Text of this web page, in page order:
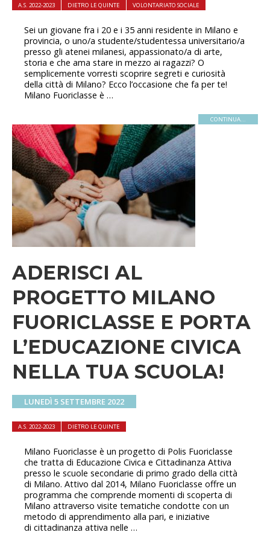
A.S. 2022-2023 DIETRO LE QUINTE VOLONTARIATO SOCIALE
Sei un giovane fra i 20 e i 35 anni residente in Milano e
provincia, o uno/a studente/studentessa universitario/a
presso gli atenei milanesi, appassionato/a di arte,
storia e che ama stare in mezzo ai ragazzi? O
semplicemente vorresti scoprire segreti e curiosità
della città di Milano? Ecco l’occasione che fa per te!
Milano Fuoriclasse è …
CONTINUA...
ADERISCI AL
PROGETTO MILANO
FUORICLASSE E PORTA
L’EDUCAZIONE CIVICA
NELLA TUA SCUOLA!
LUNEDÌ 5 SETTEMBRE 2022
A.S. 2022-2023 DIETRO LE QUINTE
Milano Fuoriclasse è un progetto di Polis Fuoriclasse
che tratta di Educazione Civica e Cittadinanza Attiva
presso le scuole secondarie di primo grado della città
di Milano. Attivo dal 2014, Milano Fuoriclasse offre un
programma che comprende momenti di scoperta di
Milano attraverso visite tematiche condotte con un
metodo di apprendimento alla pari, e iniziative
di cittadinanza attiva nelle …